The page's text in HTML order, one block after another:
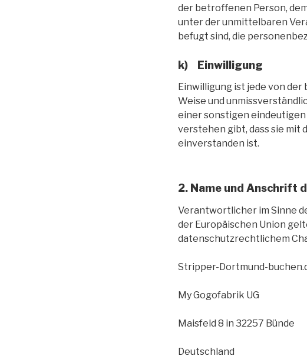
der betroffenen Person,
unter der unmittelbaren
befugt sind, die
k) Einwilligung
Einwilligung ist jede von
Weise und
einer sonstigen
verstehen gibt, dass sie
einverstanden ist.
2. Name und Anschrift
Verantwortlicher im Sinne
der Europäischen Union
datenschutzrechtlichem
Stripper-Dortmund-
My Gogofabrik UG
Maisfeld 8 in 32257 Bünde
Deutschland